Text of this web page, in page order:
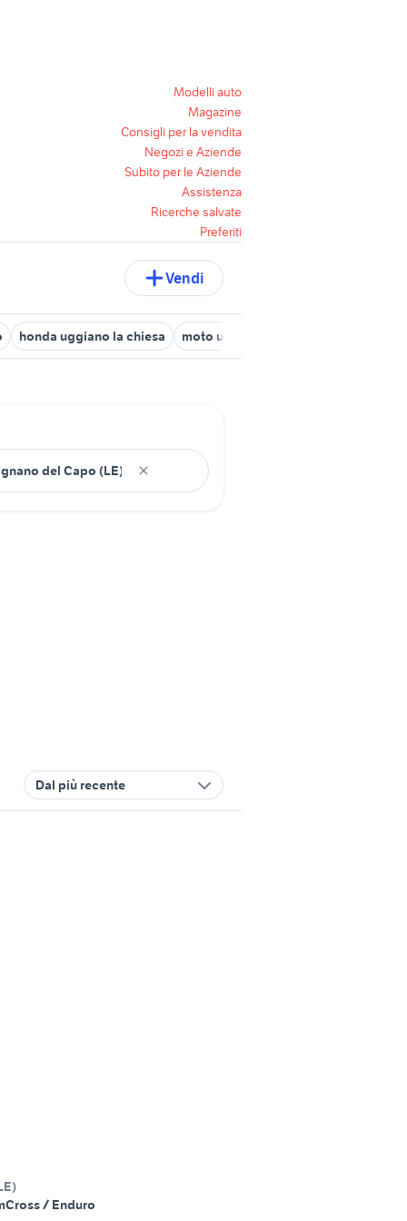
Modelli auto
Magazine
Consigli per la vendita
Negozi e Aziende
Subito per le Aziende
Assistenza
Ricerche salvate
Preferiti
Vendi
honda uggiano la chiesa moto usate cutrofiano
Dal più recente
)
Cross / Enduro